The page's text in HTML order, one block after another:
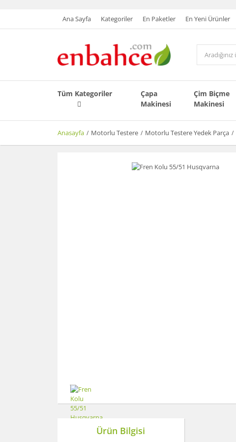
Ana Sayfa Kategoriler En Paketler En Yeni Ürünler
Tüm Kategoriler
Çapa
Makinesi
Çim Biçme
Makinesi
Anasayfa Motorlu Testere Motorlu Testere Yedek Parça
Ürün Bilgisi